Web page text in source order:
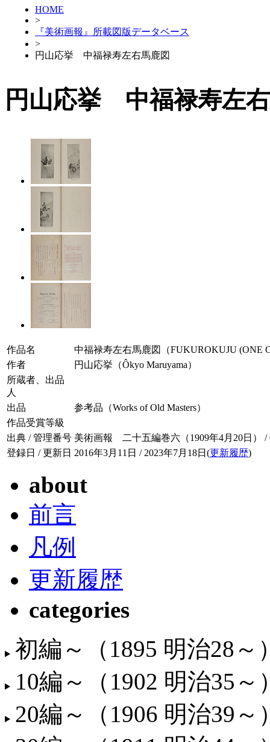
HOME
>
『美術画報』所載図版データベース
>
円山応挙 中福禄寿左右馬鹿図
円山応挙 中福禄寿左
作品名
中福禄寿左右馬鹿図（FUKUROKUJU (ONE
作者
円山応挙（Ôkyo Maruyama）
所蔵者、出品
人
出品
参考品（Works of Old Masters）
作品受賞等級
出典 / 管理番号 美術画報 二十五編巻六（1909年4月20日） /
登録日 / 更新日 2016年3月11日 / 2023年7月18日(更新履歴)
about
前言
凡例
更新履歴
categories
初編～（1895 明治28～
10編～（1902 明治35～
20編～（1906 明治39～